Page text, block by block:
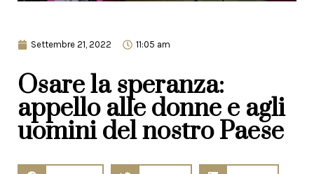
Settembre 21, 2022 11:05 am
Osare la speranza:
appello alle donne e agli
uomini del nostro Paese